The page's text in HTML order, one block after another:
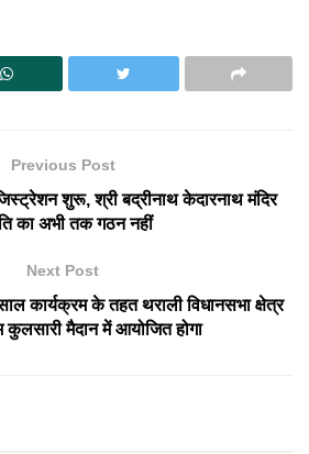
Previous Post
शुरू, श्री बद्रीनाथ केदारनाथ मंदिर
का अभी तक गठन नहीं
Next Post
कार्यक्रम के तहत थराली विधानसभा क्षेत्र
कुलसारी मैदान में आयोजित होगा